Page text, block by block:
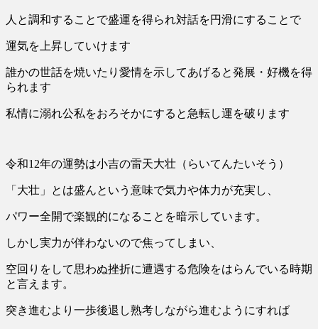
人と調和することで盛運を得られ対話を円滑にすることで
運気を上昇していけます
誰かの世話を焼いたり愛情を示してあげると発展・好機を得
られます
私情に溺れ公私をおろそかにすると急転し運を破ります
令和12年の運勢は小吉の雷天大壮（らいてんたいそう）
「大壮」とは盛んという意味で気力や体力が充実し、
パワー全開で楽観的になることを暗示しています。
しかし実力が伴わないので焦ってしまい、
空回りをして思わぬ挫折に遭遇する危険をはらんでいる時期
と言えます。
突き進むより一歩後退し熟考しながら進むようにすれば